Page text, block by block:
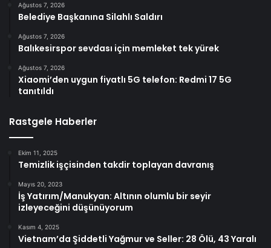
Ağustos 7, 2026
Belediye Başkanına Silahlı Saldırı
Ağustos 7, 2026
Balıkesirspor sevdası için memleket tek yürek
Ağustos 7, 2026
Xiaomi’den uygun fiyatlı 5G telefon: Redmi 17 5G
tanıtıldı
Rastgele Haberler
Ekim 11, 2025
Temizlik işçisinden takdir toplayan davranış
Mayıs 20, 2023
İş Yatırım/Manukyan: Altının olumlu bir seyir
izleyeceğini düşünüyorum
Kasım 4, 2025
Vietnam’da Şiddetli Yağmur ve Seller: 28 Ölü, 43 Yaralı